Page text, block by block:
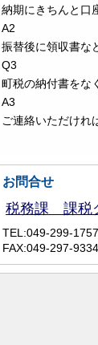
納期にきちんと口
A2
振替後に領収書な
Q3
町税の納付書をな
A3
ご連絡いただけれ
お問合せ
税務課 課税
TEL:049-299-1757
FAX:049-297-9334